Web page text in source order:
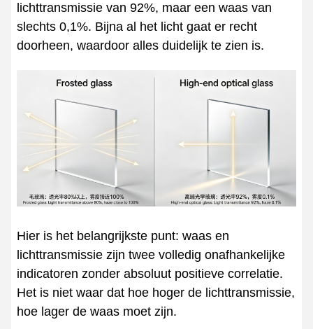
lichttransmissie van 92%, maar een waas van
slechts 0,1%. Bijna al het licht gaat er recht
doorheen, waardoor alles duidelijk te zien is.
Hier is het belangrijkste punt: waas en
lichttransmissie zijn twee volledig onafhankelijke
indicatoren zonder absoluut positieve correlatie.
Het is niet waar dat hoe hoger de lichttransmissie,
hoe lager de waas moet zijn.